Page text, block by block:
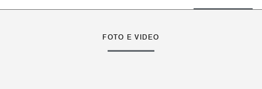
FOTO E VIDEO